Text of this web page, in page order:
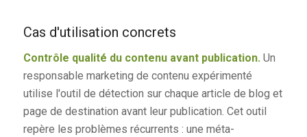
Cas d'utilisation concrets
Contrôle qualité du contenu avant publication.Un
responsable marketing de contenu expérimenté
utilise l'outil de détection sur chaque article de blog et
page de destination avant leur publication. Cet outil
repère les problèmes récurrents : une méta-